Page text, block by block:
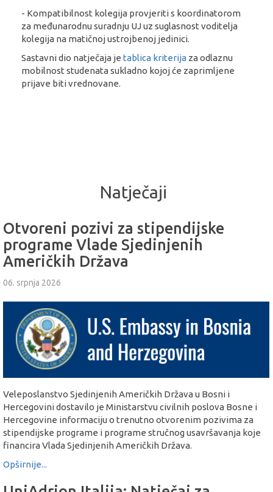
- Kompatibilnost kolegija provjeriti s koordinatorom
za međunarodnu suradnju UJ uz suglasnost voditelja
kolegija na matičnoj ustrojbenoj jedinici.
Sastavni dio natječaja je tablica kriterija za odlaznu
mobilnost studenata sukladno kojoj će zaprimljene
prijave biti vrednovane.
Natječaji
Otvoreni pozivi za stipendijske
programe Vlade Sjedinjenih
Američkih Država
06. srpnja 2026
Veleposlanstvo Sjedinjenih Američkih Država u Bosni i
Hercegovini dostavilo je Ministarstvu civilnih poslova Bosne i
Hercegovine informaciju o trenutno otvorenim pozivima za
stipendijske programe i programe stručnog usavršavanja koje
financira Vlada Sjedinjenih Američkih Država.
Opširnije...